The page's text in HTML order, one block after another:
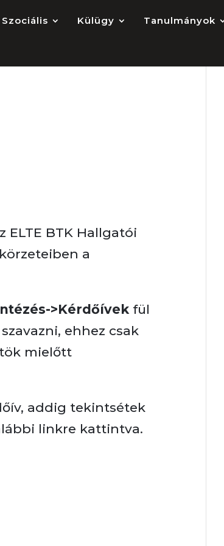
Szociális Külügy Tanulmányok
BTK Hallgatói
körzeteiben a
>Kérdőívekfül
ehhez csak
mielőtt
addig tekintsétek
linkre kattintva.